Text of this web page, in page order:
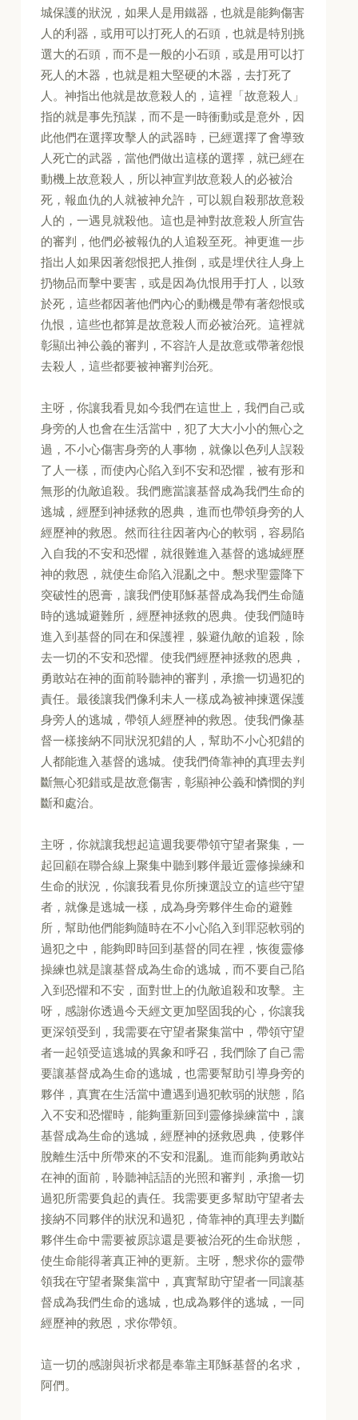
城保護的狀況，如果人是用鐵器，也就是能夠傷害
人的利器，或用可以打死人的石頭，也就是特別挑
選大的石頭，而不是一般的小石頭，或是用可以打
死人的木器，也就是粗大堅硬的木器，去打死了
人。神指出他就是故意殺人的，這裡「故意殺人」
指的就是事先預謀，而不是一時衝動或是意外，因
此他們在選擇攻擊人的武器時，已經選擇了會導致
人死亡的武器，當他們做出這樣的選擇，就已經在
動機上故意殺人，所以神宣判故意殺人的必被治
死，報血仇的人就被神允許，可以親自殺那故意殺
人的，一遇見就殺他。這也是神對故意殺人所宣告
的審判，他們必被報仇的人追殺至死。神更進一步
指出人如果因著怨恨把人推倒，或是埋伏往人身上
扔物品而擊中要害，或是因為仇恨用手打人，以致
於死，這些都因著他們內心的動機是帶有著怨恨或
仇恨，這些也都算是故意殺人而必被治死。這裡就
彰顯出神公義的審判，不容許人是故意或帶著怨恨
去殺人，這些都要被神審判治死。
主呀，你讓我看見如今我們在這世上，我們自己或
身旁的人也會在生活當中，犯了大大小小的無心之
過，不小心傷害身旁的人事物，就像以色列人誤殺
了人一樣，而使內心陷入到不安和恐懼，被有形和
無形的仇敵追殺。我們應當讓基督成為我們生命的
逃城，經歷到神拯救的恩典，進而也帶領身旁的人
經歷神的救恩。然而往往因著內心的軟弱，容易陷
入自我的不安和恐懼，就很難進入基督的逃城經歷
神的救恩，就使生命陷入混亂之中。懇求聖靈降下
突破性的恩膏，讓我們使耶穌基督成為我們生命隨
時的逃城避難所，經歷神拯救的恩典。使我們隨時
進入到基督的同在和保護裡，躲避仇敵的追殺，除
去一切的不安和恐懼。使我們經歷神拯救的恩典，
勇敢站在神的面前聆聽神的審判，承擔一切過犯的
責任。最後讓我們像利未人一樣成為被神揀選保護
身旁人的逃城，帶領人經歷神的救恩。使我們像基
督一樣接納不同狀況犯錯的人，幫助不小心犯錯的
人都能進入基督的逃城。使我們倚靠神的真理去判
斷無心犯錯或是故意傷害，彰顯神公義和憐憫的判
斷和處治。
主呀，你就讓我想起這週我要帶領守望者聚集，一
起回顧在聯合線上聚集中聽到夥伴最近靈修操練和
生命的狀況，你讓我看見你所揀選設立的這些守望
者，就像是逃城一樣，成為身旁夥伴生命的避難
所，幫助他們能夠隨時在不小心陷入到罪惡軟弱的
過犯之中，能夠即時回到基督的同在裡，恢復靈修
操練也就是讓基督成為生命的逃城，而不要自己陷
入到恐懼和不安，面對世上的仇敵追殺和攻擊。主
呀，感謝你透過今天經文更加堅固我的心，你讓我
更深領受到，我需要在守望者聚集當中，帶領守望
者一起領受這逃城的異象和呼召，我們除了自己需
要讓基督成為生命的逃城，也需要幫助引導身旁的
夥伴，真實在生活當中遭遇到過犯軟弱的狀態，陷
入不安和恐懼時，能夠重新回到靈修操練當中，讓
基督成為生命的逃城，經歷神的拯救恩典，使夥伴
脫離生活中所帶來的不安和混亂。進而能夠勇敢站
在神的面前，聆聽神話語的光照和審判，承擔一切
過犯所需要負起的責任。我需要更多幫助守望者去
接納不同夥伴的狀況和過犯，倚靠神的真理去判斷
夥伴生命中需要被原諒還是要被治死的生命狀態，
使生命能得著真正神的更新。主呀，懇求你的靈帶
領我在守望者聚集當中，真實幫助守望者一同讓基
督成為我們生命的逃城，也成為夥伴的逃城，一同
經歷神的救恩，求你帶領。
這一切的感謝與祈求都是奉靠主耶穌基督的名求，
阿們。